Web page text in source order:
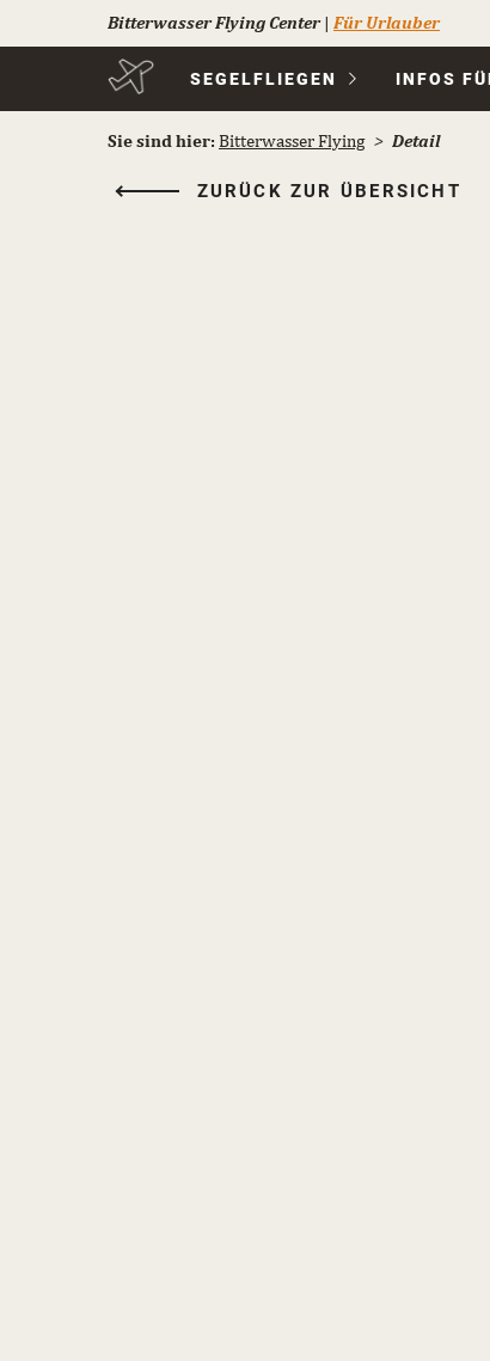
Bitterwasser Flying Center| Für Urlauber
Navigation
SEGELFLIEGEN INFOS
Sie sind hier: Bitterwasser Flying Detail
ZURÜCK ZUR ÜBERSICHT